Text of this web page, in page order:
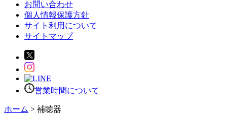
お問い合わせ
個人情報保護方針
サイト利用について
サイトマップ
営業時間について
ホーム > 補聴器